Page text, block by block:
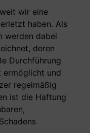
wir eine
haben. Als
werden dabei
deren
Durchführung
ermöglicht und
regelmäßig
ist die Haftung